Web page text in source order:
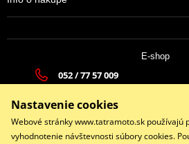
E-shop
052 / 77 57 009
Po - Pia 9:00-17:00 | So: 9:00-
Nastavenie cookies
Webové stránky www.tatramoto.sk používajú
vyhodnotenie návštevnosti súbory cookies.